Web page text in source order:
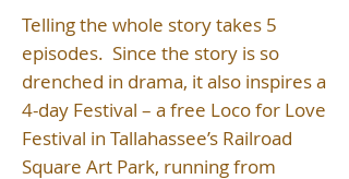
Telling the whole story takes 5
episodes. Since the story is so
drenched in drama, it also inspires a
4-day Festival – a free Loco for Love
Festival in Tallahassee’s Railroad
Square Art Park, running from